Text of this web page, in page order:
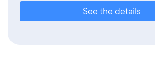
See the details